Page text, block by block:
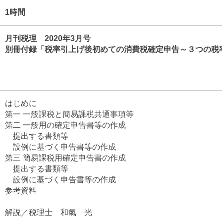
1時間
月刊税理 2020年3月号
別冊付録「税率引上げ後初めての消費税確定申告～３つの税
はじめに
第一 一般課税と簡易課税共通事項等
第二 一般用の確定申告書等の作成
提出する書類等
設例に基づく申告書等の作成
第三 簡易課税用確定申告書の作成
提出する書類等
設例に基づく申告書等の作成
参考資料
解説／税理士 和氣 光